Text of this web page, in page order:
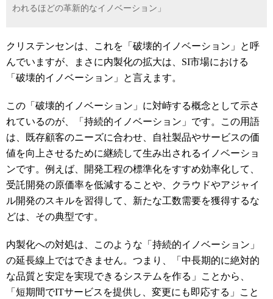
われるほどの革新的なイノベーション」
クリステンセンは、これを「破壊的イノベーション」と呼
んでいますが、まさに内製化の拡大は、 SI市場における
「破壊的イノベーション」と言えます。
この「破壊的イノベーション」に対峙する概念として示さ
れているのが、「持続的イノベーション」です。この用語
は、既存顧客のニーズに合わせ、自社製品やサービスの価
値を向上させるために継続して生み出されるイノベーショ
ンです。例えば、開発工程の標準化をすすめ効率化して、
受託開発の原価率を低減することや、クラウドやアジャイ
ル開発のスキルを習得して、新たな工数需要を獲得するな
どは、その典型です。
内製化への対処は、このような「持続的イノベーション」
の延長線上ではできません。つまり、「中長期的に絶対的
な品質と安定を実現できるシステムを作る」ことから、
「短期間でITサービスを提供し、変更にも即応する」こと